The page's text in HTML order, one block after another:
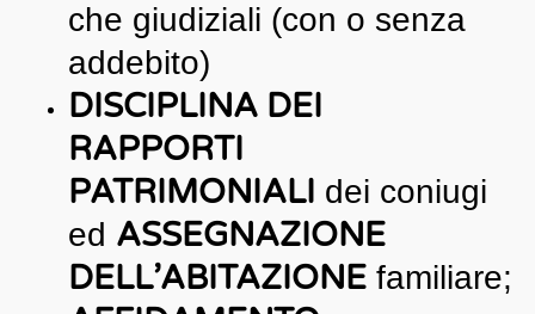
che giudiziali (con o senza
addebito)
DISCIPLINA DEI
RAPPORTI
PATRIMONIALI dei coniugi
ed ASSEGNAZIONE
DELL’ABITAZIONEfamiliare;